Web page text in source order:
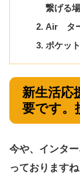
繋げる
Air タ
ポケッ
新生活応
要です。
今や、インタ
っておりますね